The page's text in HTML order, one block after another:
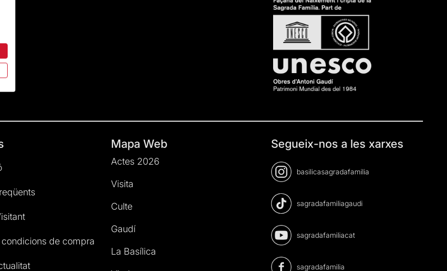
de compra
Mapa Web
Actes 2026
Visita
Culte
Gaudí
La Basílica
Segueix-nos a les xarxes
basilicasagradafamilia
sagradafamiliagaudi
sagradafamiliacat
sagradafamilia